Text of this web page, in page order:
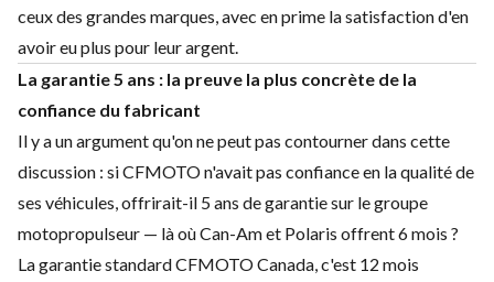
ceux des grandes marques, avec en prime la satisfaction d'en
avoir eu plus pour leur argent.
La garantie 5 ans : la preuve la plus concrète de la
confiance du fabricant
Il y a un argument qu'on ne peut pas contourner dans cette
discussion : si CFMOTO n'avait pas confiance en la qualité de
ses véhicules, offrirait-il 5 ans de garantie sur le groupe
motopropulseur — là où Can-Am et Polaris offrent 6 mois ?
La garantie standard CFMOTO Canada, c'est 12 mois